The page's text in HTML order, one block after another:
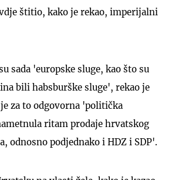
štitio, kako je rekao, imperijalni
sada 'europske sluge, kao što su
bili habsburške sluge', rekao je
za to odgovorna 'politička
ritam prodaje hrvatskog
odnosno podjednako i HDZ i SDP'.